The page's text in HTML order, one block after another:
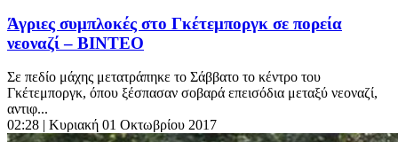
Άγριες συμπλοκές στο Γκέτεμποργκ σε πορεία
νεοναζί – ΒΙΝΤΕΟ
Σε πεδίο μάχης μετατράπηκε το Σάββατο το κέντρο του
Γκέτεμποργκ, όπου ξέσπασαν σοβαρά επεισόδια μεταξύ νεοναζί,
αντιφ...
02:28 | Κυριακή 01 Οκτωβρίου 2017